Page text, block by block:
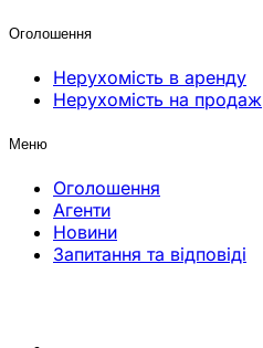
Оголошення
Нерухомість в аренду
Нерухомість на продаж
Меню
Оголошення
Агенти
Новини
Запитання та відповіді